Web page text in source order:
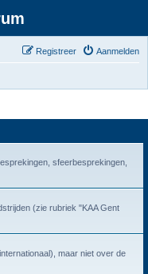
Aanmelden
Registreer
sfeerbesprekingen,
(zie rubriek "KAA Gent
maar niet over de